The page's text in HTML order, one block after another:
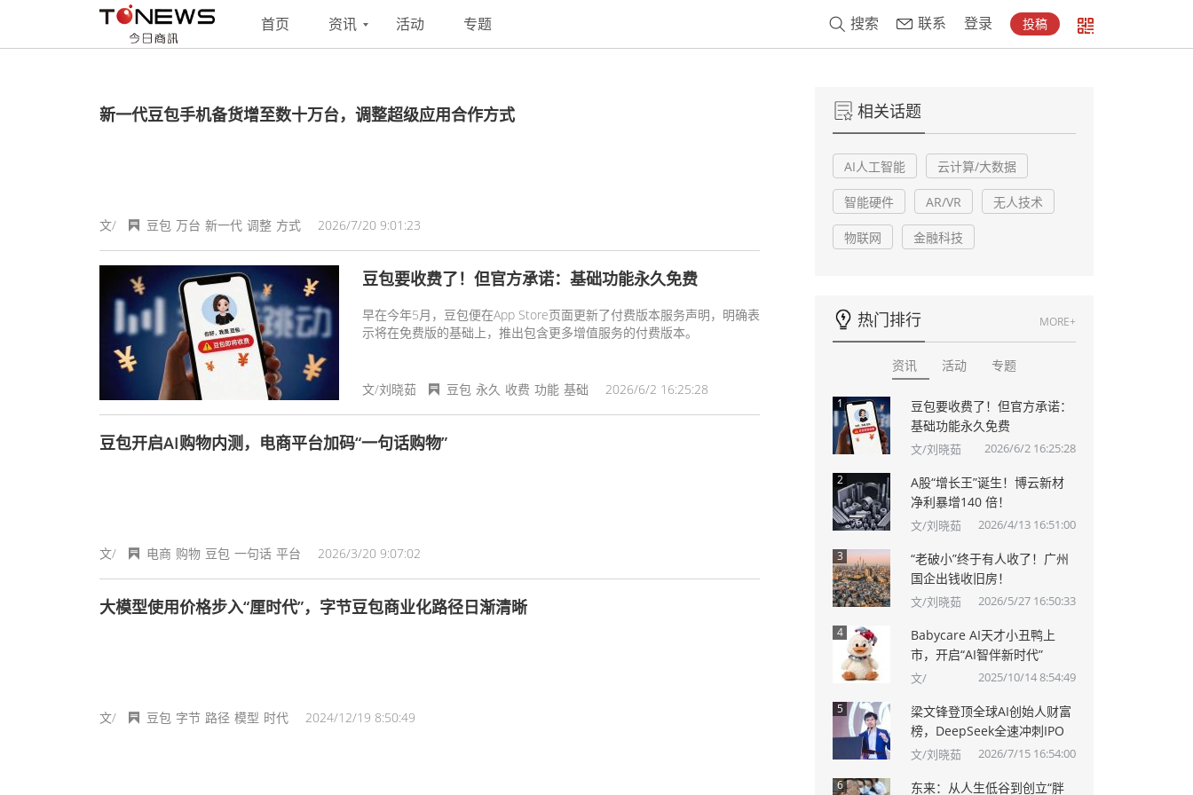
首页 资讯 活动 专题 搜索 联系 登录 投稿
联系 投稿
新一代豆包手机备货增至数十万台，调整超级应用合作方式
文/ 2026/7/20 9:01:23
豆包 万台 新一代 调整 方式
豆包要收费了！但官方承诺：基础功能永久免费
早在今年5月，豆包便在App Store页面更新了付费版本服务声明，明确表
示将在免费版的基础上，推出包含更多增值服务的付费版本。
文/刘晓茹 2026/6/2 16:25:28
豆包 永久 收费 功能 基础
豆包开启AI购物内测，电商平台加码“一句话购物”
文/ 2026/3/20 9:07:02
电商 购物 豆包 一句话 平台
大模型使用价格步入“厘时代”，字节豆包商业化路径日渐清晰
文/ 2024/12/19 8:50:49
豆包 字节 路径 模型 时代
相关话题
AI人工智能 云计算/大数据
智能硬件 AR/VR 无人技术
物联网 金融科技
热门排行 MORE+
资讯 活动 专题
1
豆包要收费了！但官方承诺：
基础功能永久免费
文/刘晓茹 2026/6/2 16:25:28
2
A股“增长王”诞生！博云新材
净利暴增140 倍！
文/刘晓茹 2026/4/13 16:51:00
3
“老破小”终于有人收了！广州
国企出钱收旧房！
文/刘晓茹 2026/5/27 16:50:33
4
Babycare AI天才小丑鸭上
市，开启“AI智伴新时代”
文/ 2025/10/14 8:54:49
5
梁文锋登顶全球AI创始人财富
榜，DeepSeek全速冲刺IPO
文/刘晓茹 2026/7/15 16:54:00
6 东来：从人生低谷到创立“胖